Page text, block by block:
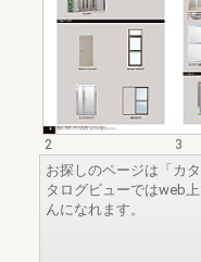
2
3
お探しのページは「カ
タログビューではweb
んになれます。